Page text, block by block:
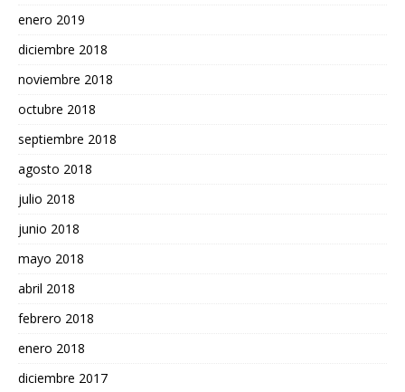
enero 2019
diciembre 2018
noviembre 2018
octubre 2018
septiembre 2018
agosto 2018
julio 2018
junio 2018
mayo 2018
abril 2018
febrero 2018
enero 2018
diciembre 2017